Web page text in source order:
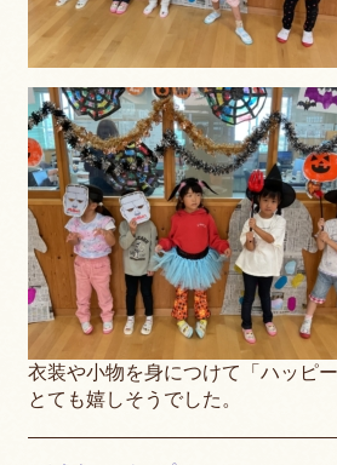
衣装や小物を身につけて「ハッピ
とても嬉しそうでした。